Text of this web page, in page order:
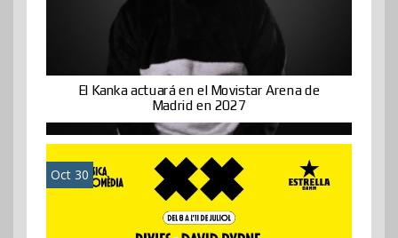
El Kanka actuará en el Movistar Arena de
Madrid en 2027
Oct 30